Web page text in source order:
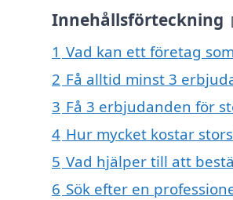
Innehållsförteckning
1 Vad kan ett företag
2 Få alltid minst 3
3 Få 3 erbjudanden för
4 Hur mycket kostar
5 Vad hjälper till att
6 Sök efter en